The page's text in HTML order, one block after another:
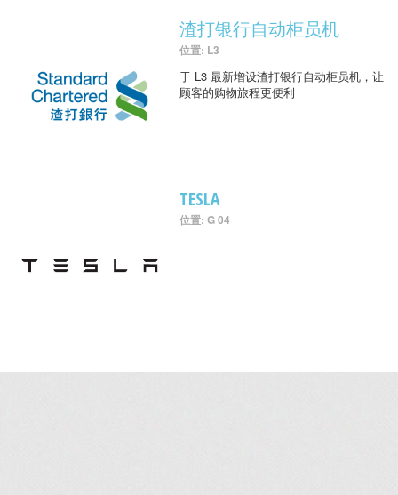
渣打银行自动柜员机
位置: L3
于 L3 最新增设渣打银行自动柜员机，让
顾客的购物旅程更便利
TESLA
位置: G 04